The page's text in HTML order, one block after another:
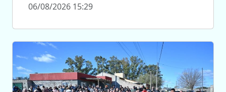
06/08/2026 15:29